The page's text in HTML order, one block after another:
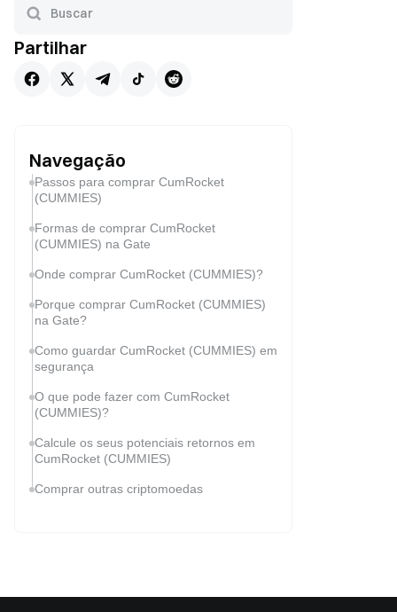
Partilhar
Navegação
Passos para comprar CumRocket
(CUMMIES)
Formas de comprar CumRocket
(CUMMIES) na Gate
Onde comprar CumRocket (CUMMIES)?
Porque comprar CumRocket (CUMMIES)
na Gate?
Como guardar CumRocket (CUMMIES) em
segurança
O que pode fazer com CumRocket
(CUMMIES)?
Calcule os seus potenciais retornos em
CumRocket (CUMMIES)
Comprar outras criptomoedas